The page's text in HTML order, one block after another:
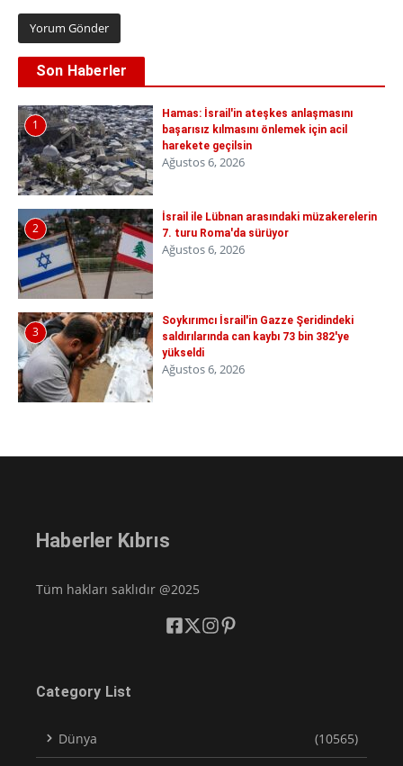
Son Haberler
1
Hamas: İsrail'in ateşkes anlaşmasını
başarısız kılmasını önlemek için acil
harekete geçilsin
Ağustos 6, 2026
2
İsrail ile Lübnan arasındaki müzakerelerin
7. turu Roma'da sürüyor
Ağustos 6, 2026
3
Soykırımcı İsrail'in Gazze Şeridindeki
saldırılarında can kaybı 73 bin 382'ye
yükseldi
Ağustos 6, 2026
Haberler Kıbrıs
Tüm hakları saklıdır @2025
Category List
Dünya (10565)